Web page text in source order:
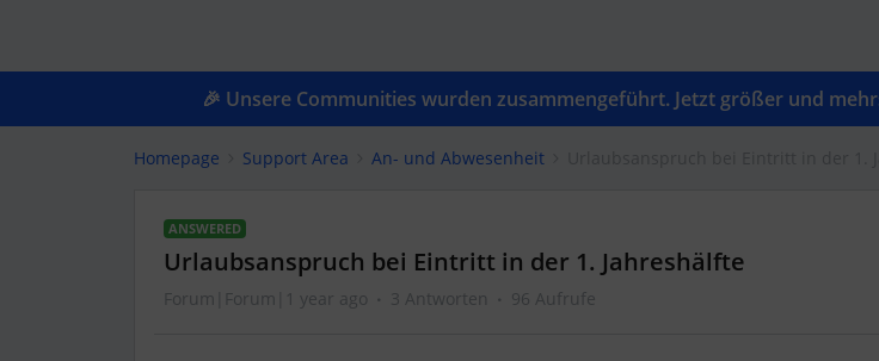
🎉 Unsere Communities wurden zusammengeführt. Jetzt größer und
Homepage Support Area An- und Abwesenheit
ANSWERED
Urlaubsanspruch bei Eintritt in der 1. Jahreshälfte
Forum|Forum|1 year ago 3 Antworten 96 Aufrufe